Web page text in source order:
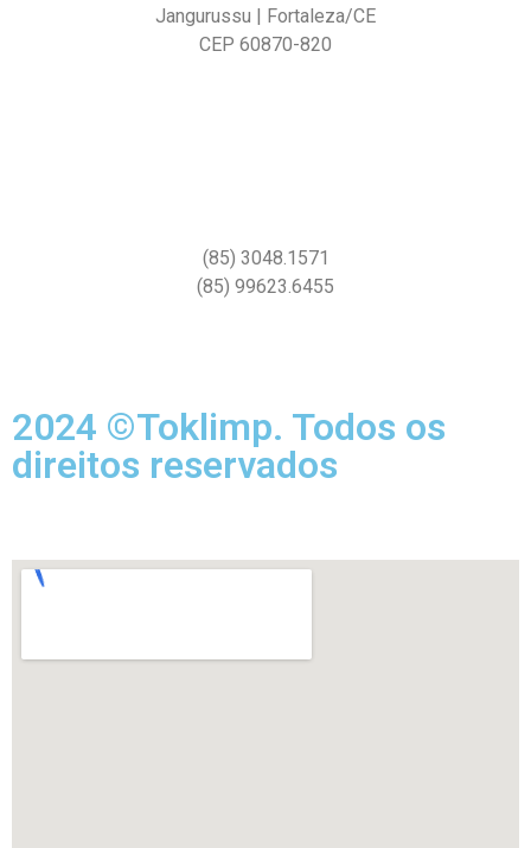
Jangurussu | Fortaleza/CE
CEP 60870-820
(85) 3048.1571
(85) 99623.6455
2024 ©Toklimp. Todos os
direitos reservados